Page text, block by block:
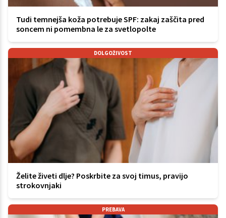
Tudi temnejša koža potrebuje SPF: zakaj zaščita pred
soncem ni pomembna le za svetlopolte
DOLGOŽIVOST
Želite živeti dlje? Poskrbite za svoj timus, pravijo
strokovnjaki
PREBAVA